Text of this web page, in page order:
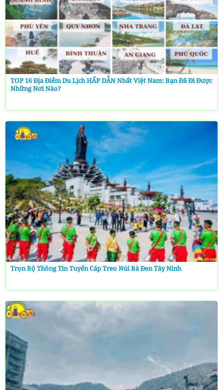
TOP 16 Địa Điểm Du Lịch HẤP DẪN Nhất Việt Nam: Bạn Đã Đi Được
Những Nơi Nào?
Trọn Bộ Thông Tin Tuyến Cáp Treo Núi Bà Đen Tây Ninh